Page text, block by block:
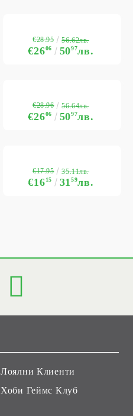
€2606 5097лв.
€28.95 56.62лв.
€2606 5097лв.
€28.96 56.64лв.
€1615 3159лв.
€17.95 35.11лв.
Лоялни Клиенти
Хоби Геймс Клуб